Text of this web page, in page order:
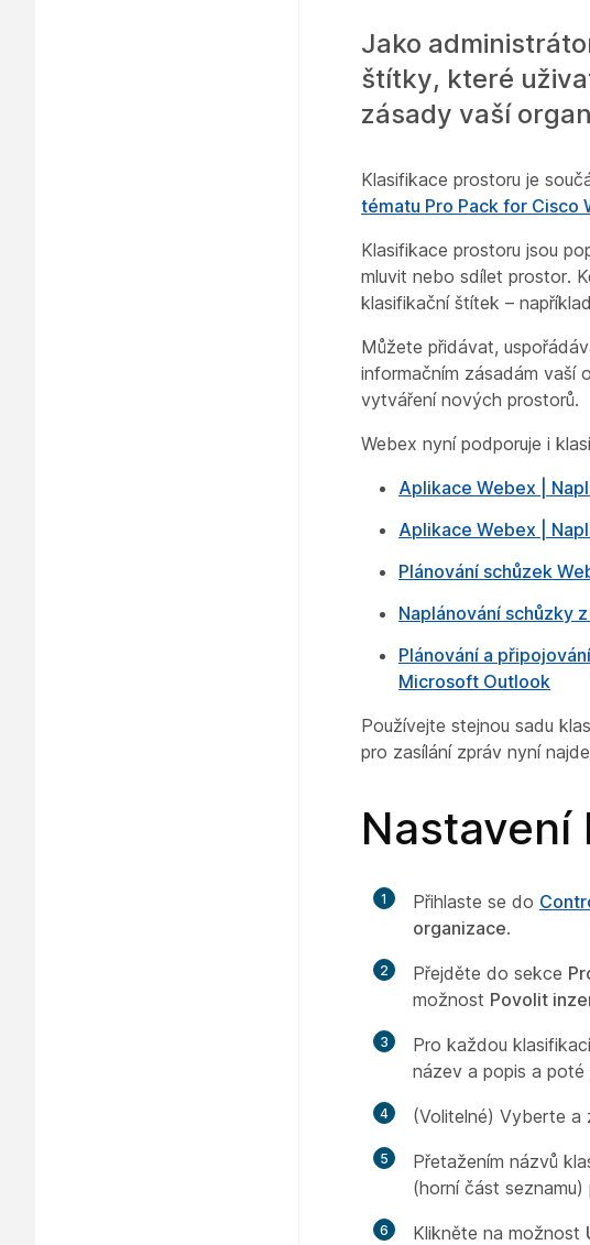
Jako
štítky, které
zásady vaší
Klasifikace prostoru je
tématu Pro Pack for Cisco
Klasifikace prostoru jsou
mluvit nebo sdílet prostor.
klasifikační štítek –
Můžete přidávat,
informačním zásadám vaší
vytváření nových prostorů.
Webex nyní podporuje i
Aplikace Webex |
Aplikace Webex |
Plánování schůzek
Naplánování schůzky
Plánování a
Microsoft Outlook
Používejte stejnou sadu
pro zasílání zpráv nyní
Nastavení
1 Přihlaste se do
organizace.
2 Přejděte do sekce
možnost Povolit
3 Pro každou
název a popis a poté
4 (Volitelné) Vyberte a
5
Přetažením názvů
(horní část
6 Klikněte na možnost